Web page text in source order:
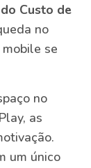
Custo de
no
se
no
as
um único